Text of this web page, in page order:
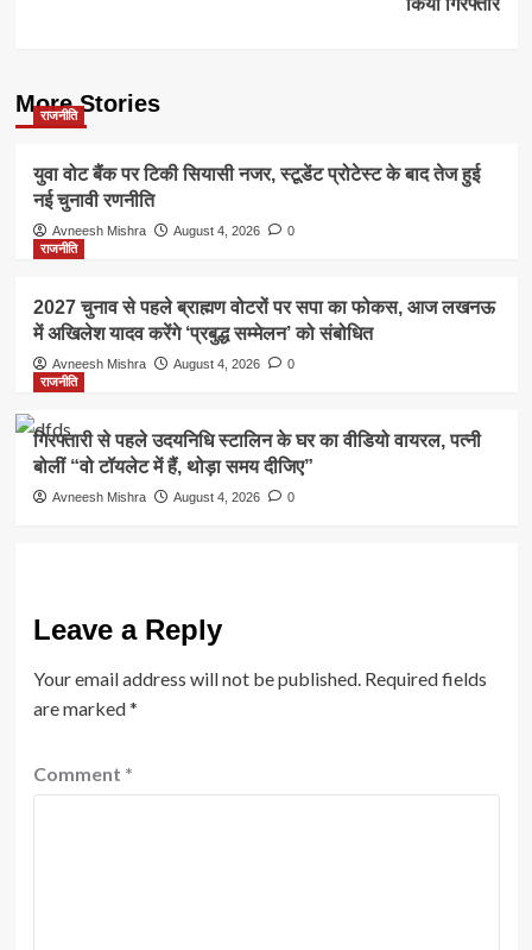
किया गिरफ्तार
More Stories
राजनीति
युवा वोट बैंक पर टिकी सियासी नजर, स्टूडेंट प्रोटेस्ट के बाद तेज हुई
नई चुनावी रणनीति
Avneesh Mishra August 4, 2026
0
राजनीति
2027 चुनाव से पहले ब्राह्मण वोटरों पर सपा का फोकस, आज लखनऊ
में अखिलेश यादव करेंगे ‘प्रबुद्ध सम्मेलन’ को संबोधित
Avneesh Mishra August 4, 2026
0
राजनीति
गिरफ्तारी से पहले उदयनिधि स्टालिन के घर का वीडियो वायरल, पत्नी
बोलीं “वो टॉयलेट में हैं, थोड़ा समय दीजिए”
Avneesh Mishra August 4, 2026 0
Leave a Reply
Your email address will not be published. Required fields
are marked*
Comment *